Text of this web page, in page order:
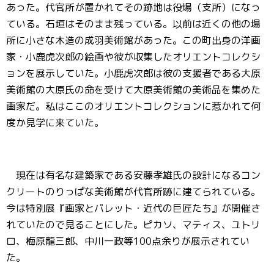
あった。代官所が置かれてその跡地は役場（支所）になっ
ている。石垣はそのまま残っている。以前は近くの他の場
所に小さな木造の成羽美術館があった。この町出身の洋画
家・小鹿虎次郎の絵画や彼が収集したオリエントコレクシ
ョンを展示していた。小鹿虎次郎は彼の支援者である大原
美術館の大原氏の命を受けて大原美術館の美術品を集めた
画家だ。私はここのオリエントコレクションに惹かれて何
度か見学に来ていた。
現在は有名な建築家である安藤孝雄氏の設計になるコン
クリートのりっぱな美術館が代官所跡に建てられている。
今は特別展『画家とパレット・近代の巨匠たち』が開催さ
れていたので見ることにした。ピカソ、マティス、ユトリ
ロ、梅原龍三郎、中川一政等100点余りが展示されてい
た。